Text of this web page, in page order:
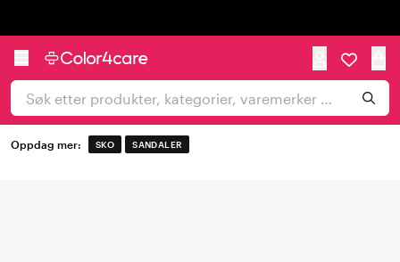
Oppdag mer: SKO SANDALER